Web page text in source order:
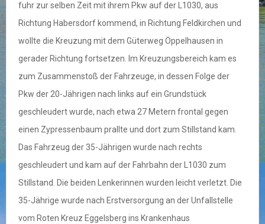
fuhr zur selben Zeit mit ihrem Pkw auf der L1030, aus
Richtung Habersdorf kommend, in Richtung Feldkirchen und
wollte die Kreuzung mit dem Güterweg Öppelhausen in
gerader Richtung fortsetzen. Im Kreuzungsbereich kam es
zum Zusammenstoß der Fahrzeuge, in dessen Folge der
Pkw der 20-Jährigen nach links auf ein Grundstück
geschleudert wurde, nach etwa 27 Metern frontal gegen
einen Zypressenbaum prallte und dort zum Stillstand kam.
Das Fahrzeug der 35-Jährigen wurde nach rechts
geschleudert und kam auf der Fahrbahn der L1030 zum
Stillstand. Die beiden Lenkerinnen wurden leicht verletzt. Die
35-Jährige wurde nach Erstversorgung an der Unfallstelle
vom Roten Kreuz Eggelsberg ins Krankenhaus